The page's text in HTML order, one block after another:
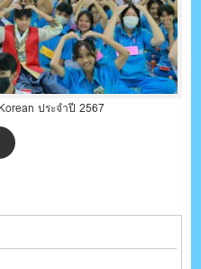
ประจำปี 2567